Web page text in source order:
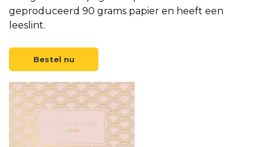
geproduceerd 90 grams papier en heeft een
leeslint.
Bestel nu